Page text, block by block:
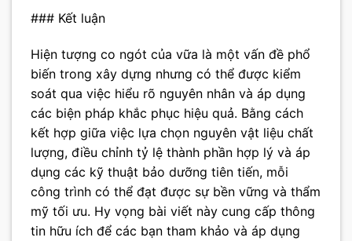
### Kết luận
Hiện tượng co ngót của vữa là một vấn đề phổ
biến trong xây dựng nhưng có thể được kiểm
soát qua việc hiểu rõ nguyên nhân và áp dụng
các biện pháp khắc phục hiệu quả. Bằng cách
kết hợp giữa việc lựa chọn nguyên vật liệu chất
lượng, điều chỉnh tỷ lệ thành phần hợp lý và áp
dụng các kỹ thuật bảo dưỡng tiên tiến, mỗi
công trình có thể đạt được sự bền vững và thẩm
mỹ tối ưu. Hy vọng bài viết này cung cấp thông
tin hữu ích để các bạn tham khảo và áp dụng